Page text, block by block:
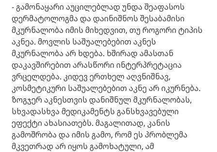
- გამონაყარი აუცილებლად უნდა შეაფასოს
დერმატოლოგმა და დაინიშნოს შესაბამისი
მკურნალობა იმის მიხედვით, თუ როგორი ტიპის
აკნეა. მოვლის საშუალებებით აკნეს
მკურნალობა არ ხდება. ხშირად ამასთან
დაკავშირებით არასწორი ინტერპრეტაცია
ვრცელდება. კიდევ ერთხელ აღვნიშნავ,
კოსმეტიკური საშუალებებით აკნე არ იკურნება.
ზოგჯერ აკნესთვის დანიშნულ მკურნალობას,
სხვადასხვა მედიკამენტს განსხვავებული
ეფექტი ახასიათებს. მაგალითად, კანის
გამოშრობა და იმის გამო, რომ ეს პრობლემა
მკვეთრად არ იყოს გამოხატული, ამ